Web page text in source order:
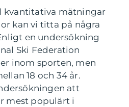
kvantitativa mätningar
kan vi titta på några
en undersökning
Ski Federation
inom sporten, men
18 och 34 år.
att
mest populärt i